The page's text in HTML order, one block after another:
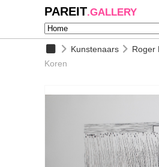
PAREIT.GALLERY
Kunstenaars
Roger
Koren